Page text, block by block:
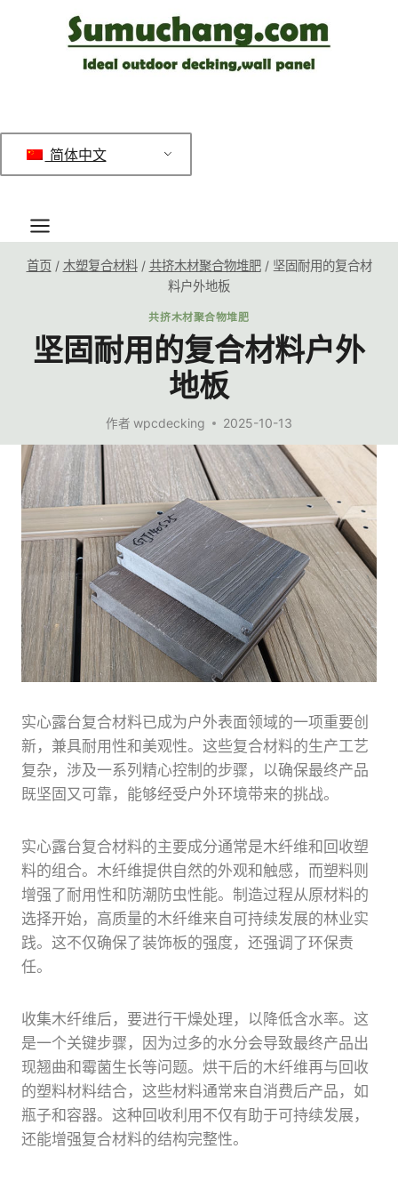
简体中文
首页 / 木塑复合材料 / 共挤木材聚合物堆肥 / 坚固耐用的复合材
料户外地板
共挤木材聚合物堆肥
坚固耐用的复合材料户外
地板
作者 wpcdecking 2025-10-13
实心露台复合材料已成为户外表面领域的一项重要创
新，兼具耐用性和美观性。这些复合材料的生产工艺
复杂，涉及一系列精心控制的步骤，以确保最终产品
既坚固又可靠，能够经受户外环境带来的挑战。
实心露台复合材料的主要成分通常是木纤维和回收塑
料的组合。木纤维提供自然的外观和触感，而塑料则
增强了耐用性和防潮防虫性能。制造过程从原材料的
选择开始，高质量的木纤维来自可持续发展的林业实
践。这不仅确保了装饰板的强度，还强调了环保责
任。
收集木纤维后，要进行干燥处理，以降低含水率。这
是一个关键步骤，因为过多的水分会导致最终产品出
现翘曲和霉菌生长等问题。烘干后的木纤维再与回收
的塑料材料结合，这些材料通常来自消费后产品，如
瓶子和容器。这种回收利用不仅有助于可持续发展，
还能增强复合材料的结构完整性。